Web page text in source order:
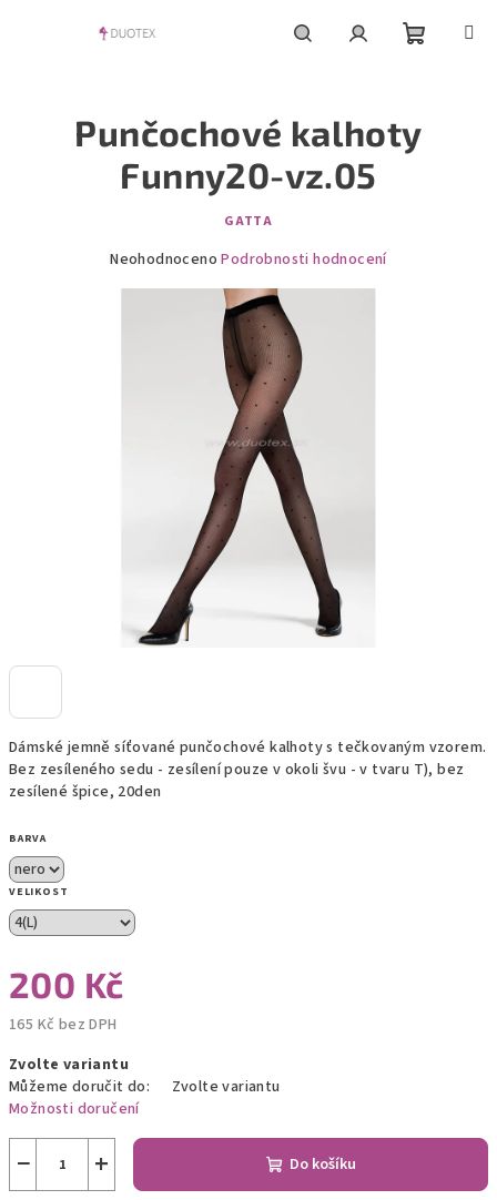
košík
Dámské jemně síťované punčochové kalhoty s tečkovaným vzorem.
Bez zesíleného sedu - zesílení pouze v okoli švu - v tvaru T), bez
zesílené špice, 20den
BARVA
VELIKOST
200 Kč
165 Kč bez DPH
cena:
Zvolte variantu
Můžeme doručit do:
Zvolte variantu
Možnosti doručení
+
− Do košíku
Punčochové kalhoty
Funny20-vz.05
GATTA
Průměrné
Neohodnoceno Podrobnosti hodnocení